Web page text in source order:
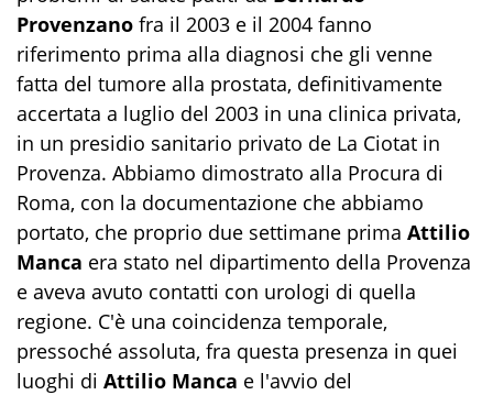
Provenzano fra il 2003 e il 2004 fanno
riferimento prima alla diagnosi che gli venne
fatta del tumore alla prostata, definitivamente
accertata a luglio del 2003 in una clinica privata,
in un presidio sanitario privato de La Ciotat in
Provenza. Abbiamo dimostrato alla Procura di
Roma, con la documentazione che abbiamo
portato, che proprio due settimane prima Attilio
Manca era stato nel dipartimento della Provenza
e aveva avuto contatti con urologi di quella
regione. C'è una coincidenza temporale,
pressoché assoluta, fra questa presenza in quei
luoghi di Attilio Manca e l'avvio del